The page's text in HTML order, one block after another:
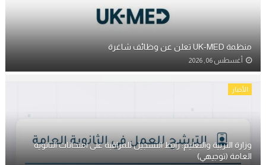
منظمة UK-MED تعلن عن وظائف شاغرة
أغسطس 06, 2026
الأخبار
وزارة التربية والتعليم: رابط التسجيل للمراقبة على امتحانات الثانوية
العامة (توجيهي)